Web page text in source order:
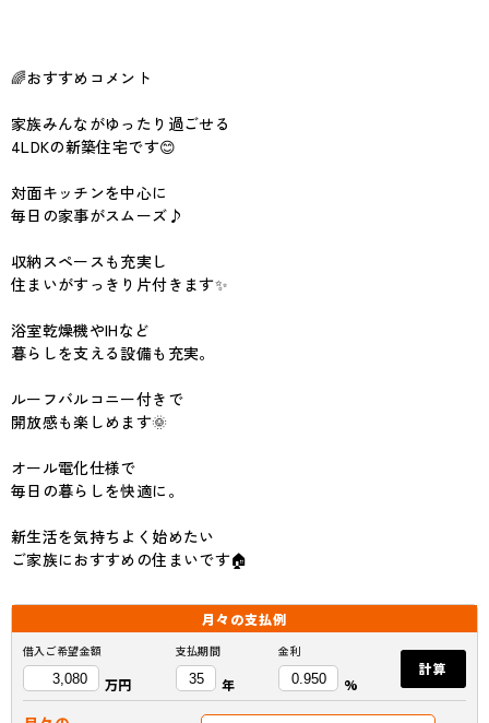
🌈おすすめコメント
家族みんながゆったり過ごせる
4LDKの新築住宅です😊
対面キッチンを中心に
毎日の家事がスムーズ♪
収納スペースも充実し
住まいがすっきり片付きます✨
浴室乾燥機やIHなど
暮らしを支える設備も充実。
ルーフバルコニー付きで
開放感も楽しめます🌞
オール電化仕様で
毎日の暮らしを快適に。
新生活を気持ちよく始めたい
ご家族におすすめの住まいです🏠
月々の支払例
借入ご希望金額
万円
支払期間
年
金利
%
計算